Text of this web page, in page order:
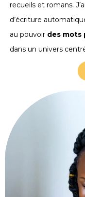
recueils et romans.
d’écriture
au pouvoir des mots
dans un univers